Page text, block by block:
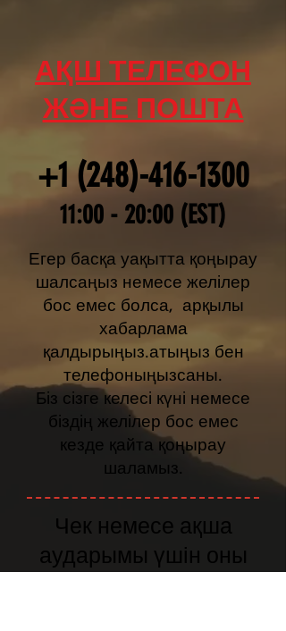
АҚШ ТЕЛЕФОН
ЖӘНЕ ПОШТА
+1 (248)-416-1300
11:00 - 20:00 (EST)
Егер басқа уақытта қоңырау
шалсаңыз немесе желілер
бос емес болса, арқылы
хабарлама
қалдырыңыз.атыңыз бен
телефоныңызсаны.
Біз сізге келесі күні немесе
біздің желілер бос емес
кезде қайта қоңырау
шаламыз.
Чек немесе ақша
аударымы үшін оны